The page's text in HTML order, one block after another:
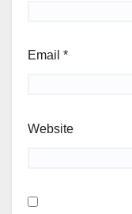
Email *
Website